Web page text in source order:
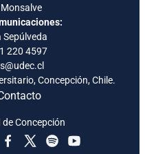
220 4597
Concepción, Chile.
Concepción